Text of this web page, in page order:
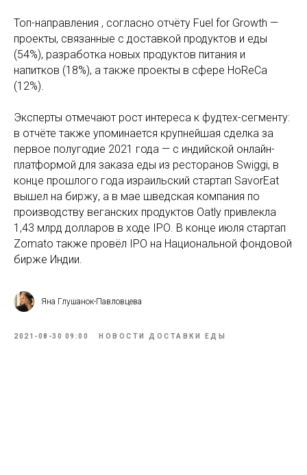
Топ-направления , согласно отчёту Fuel for Growth —
проекты, связанные с доставкой продуктов и еды
(54%), разработка новых продуктов питания и
напитков (18%), а также проекты в сфере HoReCa
(12%).
Эксперты отмечают рост интереса к фудтех-сегменту:
в отчёте также упоминается крупнейшая сделка за
первое полугодие 2021 года — с индийской онлайн-
платформой для заказа еды из ресторанов Swiggi, в
конце прошлого года израильский стартап SavorEat
вышел на биржу, а в мае шведская компания по
производству веганских продуктов Oatly привлекла
1,43 млрд долларов в ходе IPО. В конце июля стартап
Zomato также провёл IPO на Национальной фондовой
бирже Индии.
Яна Глушанок-Павловцева
2021-08-30 09:00 НОВОСТИ ДОСТАВКИ ЕДЫ